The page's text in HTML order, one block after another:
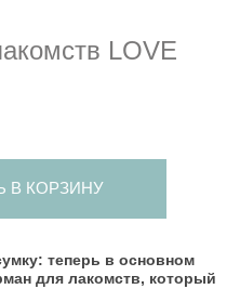
LOVE
В КОРЗИНУ
теперь в основном
для лакомств, который